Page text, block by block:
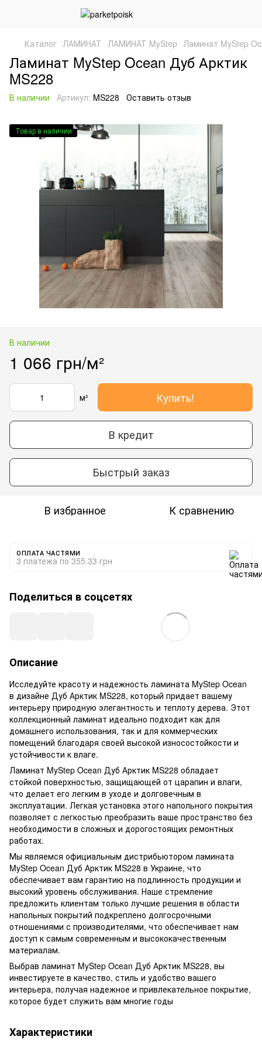
Каталог ЛАМИНАТ ЛАМИНАТ MyStep Ламинат MyStep
Ламинат MyStep Ocean Дуб Арктик
MS228
В наличии Артикул: MS228 Оставить отзыв
Товар в наличии
В наличии
1 066 грн/м²
м² Купить!
В кредит
Быстрый заказ
В избранное К сравнению
ОПЛАТА ЧАСТЯМИ
3 платежа по 355.33 грн
Поделиться в соцсетях
Описание
Исследуйте красоту и надежность ламината MyStep Ocean
в дизайне Дуб Арктик MS228, который придает вашему
интерьеру природную элегантность и теплоту дерева. Этот
коллекционный ламинат идеально подходит как для
домашнего использования, так и для коммерческих
помещений благодаря своей высокой износостойкости и
устойчивости к влаге.
Ламинат MyStep Ocean Дуб Арктик MS228 обладает
стойкой поверхностью, защищающей от царапин и влаги,
что делает его легким в уходе и долговечным в
эксплуатации. Легкая установка этого напольного покрытия
позволяет с легкостью преобразить ваше пространство без
необходимости в сложных и дорогостоящих ремонтных
работах.
Мы являемся официальным дистрибьютором ламината
MyStep Ocean Дуб Арктик MS228 в Украине, что
обеспечивает вам гарантию на подлинность продукции и
высокий уровень обслуживания. Наше стремление
предложить клиентам только лучшие решения в области
напольных покрытий подкреплено долгосрочными
отношениями с производителями, что обеспечивает нам
доступ к самым современным и высококачественным
материалам.
Выбрав ламинат MyStep Ocean Дуб Арктик MS228, вы
инвестируете в качество, стиль и удобство вашего
интерьера, получая надежное и привлекательное покрытие,
которое будет служить вам многие годы
Характеристики